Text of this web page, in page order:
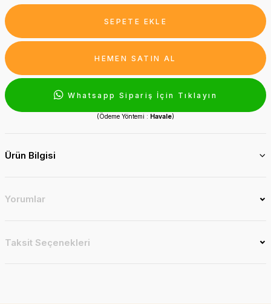
SEPETE EKLE
HEMEN SATIN AL
Whatsapp Sipariş İçin Tıklayın
(Ödeme Yöntemi : Havale)
Ürün Bilgisi
Yorumlar
Taksit Seçenekleri